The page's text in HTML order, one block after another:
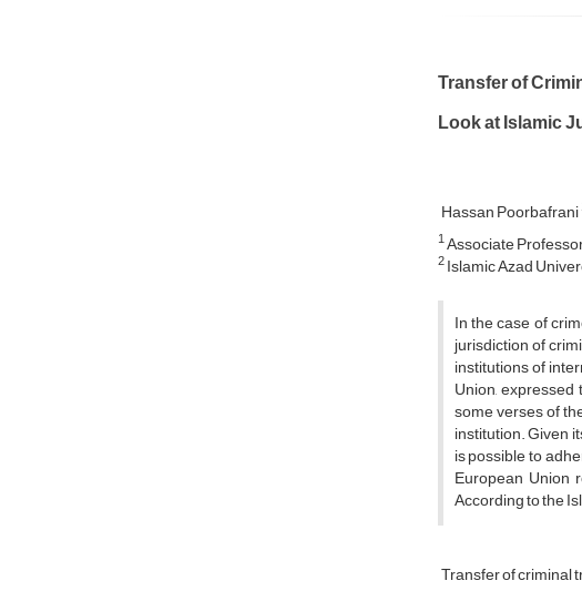
Transfer of
Look at Islamic
Hassan Poorbafrani
1Associate
2Islamic Azad
In the case of
jurisdiction of
institutions of
Union,
some verses of
institution. Given
is possible to
European Union
According to the
Transfer of criminal